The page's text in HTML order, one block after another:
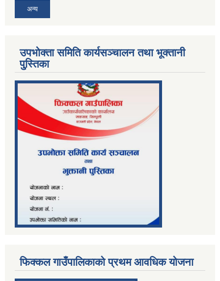
अन्य
उपभोक्ता समिति कार्यसञ्चालन तथा भूक्तानी
पु्स्तिका
फिक्कल गाउँपालिकाको प्रथम आवधिक योजना